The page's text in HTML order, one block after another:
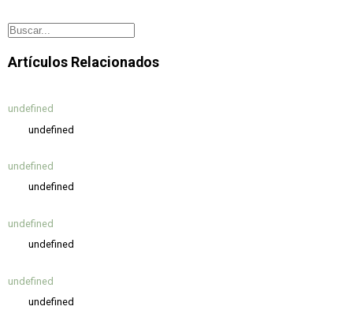
Artículos Relacionados
undefined
undefined
undefined
undefined
undefined
undefined
undefined
undefined